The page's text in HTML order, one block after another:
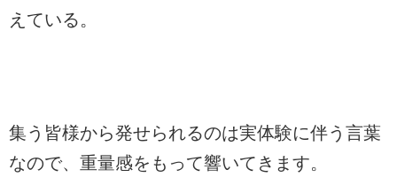
えている。
集う皆様から発せられるのは実体験に伴う言葉
なので、重量感をもって響いてきます。